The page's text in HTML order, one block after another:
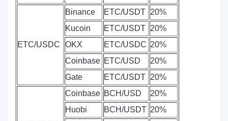
ETC/USDC
Binance ETC/USDT 20%
Kucoin
ETC/USDT 20%
OKX
ETC/USDC 20%
Coinbase ETC/USD
20%
Gate
ETC/USDT 20%
Coinbase BCH/USD
20%
Huobi
BCH/USDT 20%